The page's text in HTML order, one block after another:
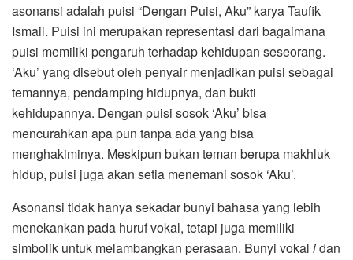
asonansi adalah puisi “Dengan Puisi, Aku” karya Taufik
Ismail. Puisi ini merupakan representasi dari bagaimana
puisi memiliki pengaruh terhadap kehidupan seseorang.
‘Aku’ yang disebut oleh penyair menjadikan puisi sebagai
temannya, pendamping hidupnya, dan bukti
kehidupannya. Dengan puisi sosok ‘Aku’ bisa
mencurahkan apa pun tanpa ada yang bisa
menghakiminya. Meskipun bukan teman berupa makhluk
hidup, puisi juga akan setia menemani sosok ‘Aku’.
Asonansi tidak hanya sekadar bunyi bahasa yang lebih
menekankan pada huruf vokal, tetapi juga memiliki
simbolik untuk melambangkan perasaan. Bunyi vokal idan